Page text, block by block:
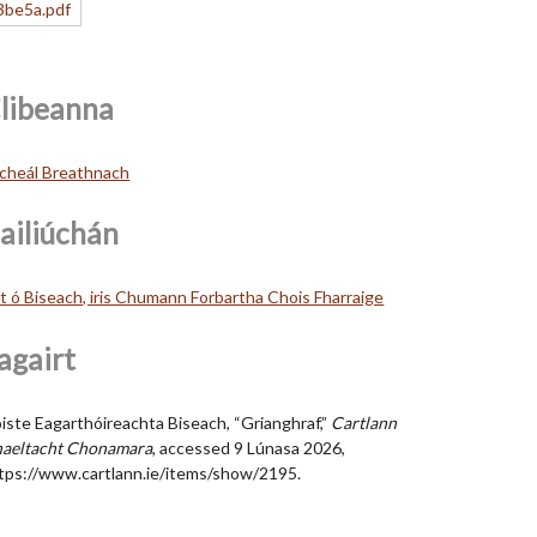
Breathnach
ó Biseach, iris Chumann Forbartha Chois Fharraige
Eagarthóireachta Biseach, “Grianghraf,” Cartlann
Chonamara, accessed 9 Lúnasa 2026,
www.cartlann.ie/items/show/2195.